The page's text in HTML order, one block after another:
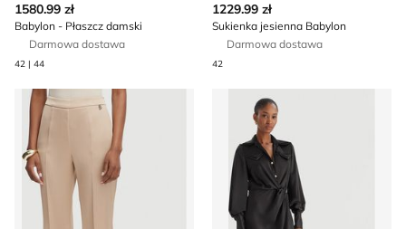
1580.99 zł
Babylon - Płaszcz damski
Darmowa dostawa
42 | 44
1229.99 zł
Sukienka jesienna Babylon
Darmowa dostawa
42
Spodnie damskie na wiosnę BabylonSukienka casualowa